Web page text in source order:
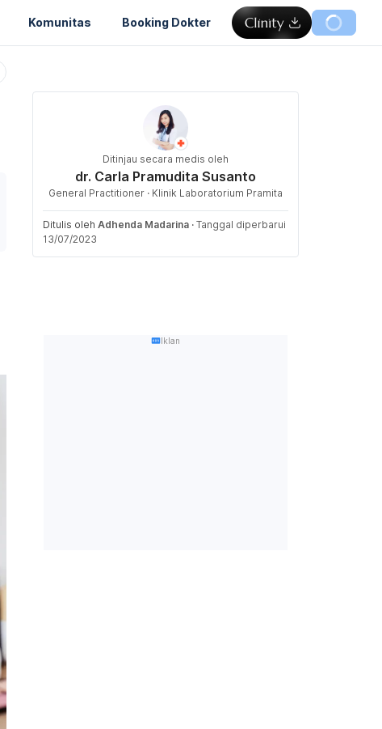
Komunitas Booking Dokter
Ditinjau secara medis oleh
dr. Carla Pramudita Susanto
General Practitioner · Klinik Laboratorium Pramita
Ditulis oleh Adhenda Madarina · Tanggal diperbarui
13/07/2023
Iklan